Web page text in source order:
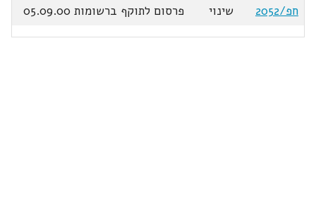
חפ/2052
שינוי פרסום לתוקף ברשומות 05.09.00